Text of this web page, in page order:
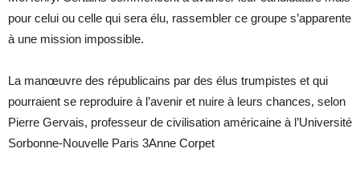
pour celui ou celle qui sera élu, rassembler ce groupe s’apparente
à une mission impossible.
La manœuvre des républicains par des élus trumpistes et qui
pourraient se reproduire à l’avenir et nuire à leurs chances, selon
Pierre Gervais, professeur de civilisation américaine à l’Université
Sorbonne-Nouvelle Paris 3Anne Corpet